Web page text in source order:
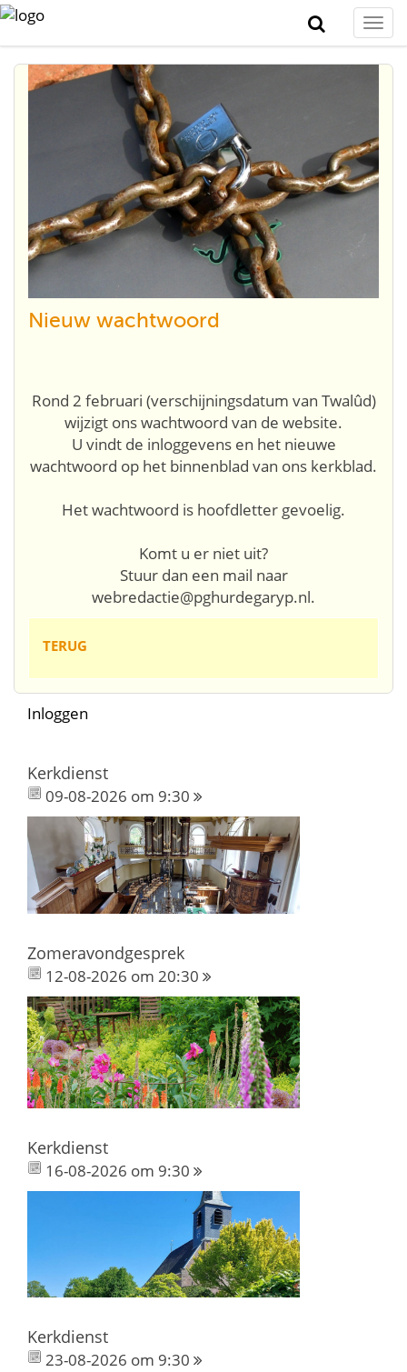
Nieuw wachtwoord
Rond 2 februari (verschijningsdatum van Twalûd)
wijzigt ons wachtwoord van de website.
U vindt de inloggevens en het nieuwe
wachtwoord op het binnenblad van ons kerkblad.
Het wachtwoord is hoofdletter gevoelig.
Komt u er niet uit?
Stuur dan een mail naar
webredactie@pghurdegaryp.nl.
TERUG
Inloggen
Kerkdienst
09-08-2026 om 9:30
Zomeravondgesprek
12-08-2026 om 20:30
Kerkdienst
16-08-2026 om 9:30
Kerkdienst
23-08-2026 om 9:30